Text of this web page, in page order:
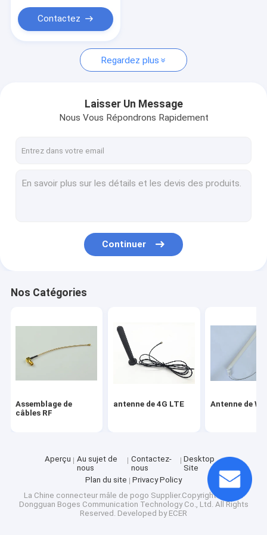
Contactez
Regardez plus
Laisser Un Message
Nous Vous Répondrons Rapidement
Continuer
Nos Catégories
Assemblage de
câbles RF
antenne de 4G LTE Antenne de
Aperçu
Au sujet de
nous
Contactez-
nous
Desktop
Site
Plan du site
Privacy Policy
La Chine connecteur mâle de pogo Supplier.Copyright © 2025
Dongguan Boges Communication Technology Co., Ltd. All Rights
Reserved. Developed by ECER